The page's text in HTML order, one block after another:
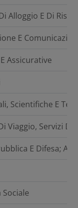
Alloggio E Di
E
Assicurative
Scientifiche E
Viaggio, Servizi
E Difesa;
Sociale